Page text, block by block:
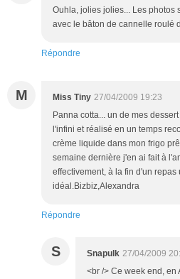
Ouhla, jolies jolies... Les photos
avec le bâton de cannelle roulé
Répondre
M Miss Tiny 27/04/2009 19:23
Panna cotta... un de mes
l'infini et réalisé en un temps
crème liquide dans mon frigo
semaine dernière j'en ai fait à
effectivement, à la fin d'un
idéal.Bizbiz,Alexandra
Répondre
S Snapulk 27/04/2009
<br /> Ce week end, en